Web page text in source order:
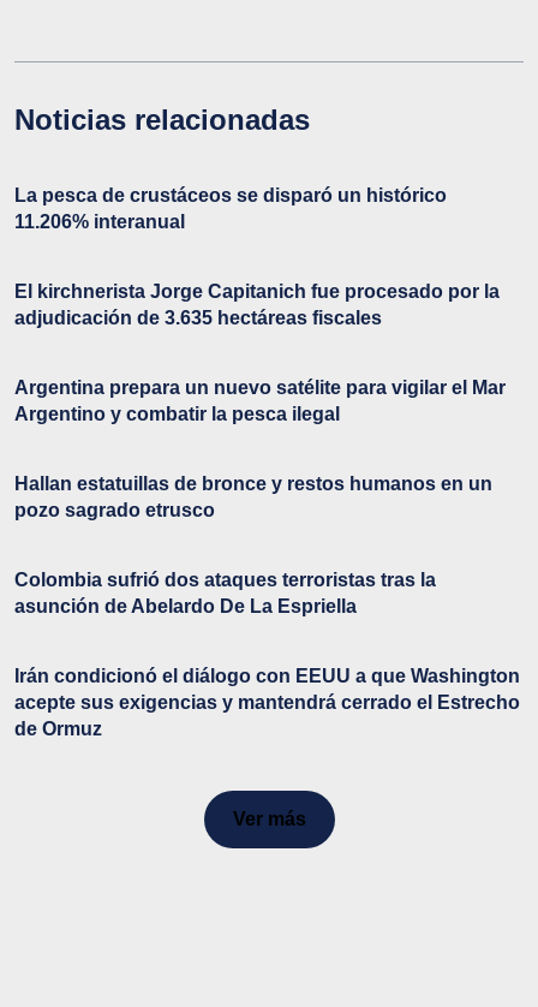
Noticias relacionadas
La pesca de crustáceos se disparó un histórico
11.206% interanual
El kirchnerista Jorge Capitanich fue procesado por la
adjudicación de 3.635 hectáreas fiscales
Argentina prepara un nuevo satélite para vigilar el Mar
Argentino y combatir la pesca ilegal
Hallan estatuillas de bronce y restos humanos en un
pozo sagrado etrusco
Colombia sufrió dos ataques terroristas tras la
asunción de Abelardo De La Espriella
Irán condicionó el diálogo con EEUU a que Washington
acepte sus exigencias y mantendrá cerrado el Estrecho
de Ormuz
Ver más